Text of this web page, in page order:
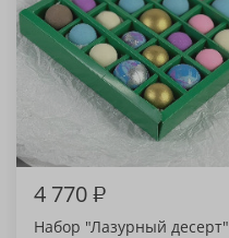
4 770₽
Набор "Лазурный десерт"